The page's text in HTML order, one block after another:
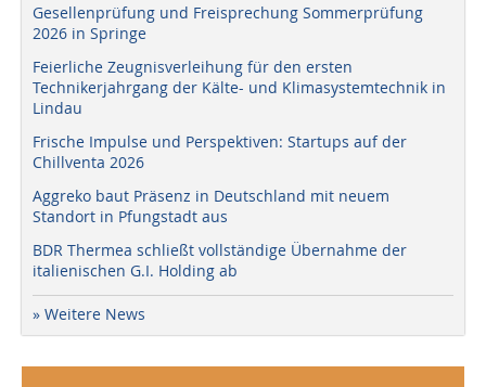
Gesellenprüfung und Freisprechung Sommerprüfung
2026 in Springe
Feierliche Zeugnisverleihung für den ersten
Technikerjahrgang der Kälte- und Klimasystemtechnik in
Lindau
Frische Impulse und Perspektiven: Startups auf der
Chillventa 2026
Aggreko baut Präsenz in Deutschland mit neuem
Standort in Pfungstadt aus
BDR Thermea schließt vollständige Übernahme der
italienischen G.I. Holding ab
» Weitere News